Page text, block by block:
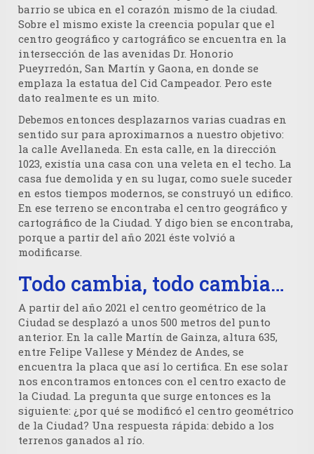
barrio se ubica en el corazón mismo de la ciudad.
Sobre el mismo existe la creencia popular que el
centro geográfico y cartográfico se encuentra en la
intersección de las avenidas Dr. Honorio
Pueyrredón, San Martín y Gaona, en donde se
emplaza la estatua del Cid Campeador. Pero este
dato realmente es un mito.
Debemos entonces desplazarnos varias cuadras en
sentido sur para aproximarnos a nuestro objetivo:
la calle Avellaneda. En esta calle, en la dirección
1023, existía una casa con una veleta en el techo. La
casa fue demolida y en su lugar, como suele suceder
en estos tiempos modernos, se construyó un edifico.
En ese terreno se encontraba el centro geográfico y
cartográfico de la Ciudad. Y digo bien se encontraba,
porque a partir del año 2021 éste volvió a
modificarse.
Todo cambia, todo cambia…
A partir del año 2021 el centro geométrico de la
Ciudad se desplazó a unos 500 metros del punto
anterior. En la calle Martín de Gainza, altura 635,
entre Felipe Vallese y Méndez de Andes, se
encuentra la placa que así lo certifica. En ese solar
nos encontramos entonces con el centro exacto de
la Ciudad. La pregunta que surge entonces es la
siguiente: ¿por qué se modificó el centro geométrico
de la Ciudad? Una respuesta rápida: debido a los
terrenos ganados al río.